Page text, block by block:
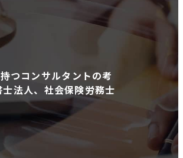
つコンサルタントの考
法人、社会保険労務士